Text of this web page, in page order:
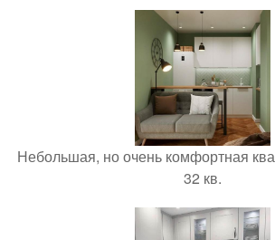
Небольшая, но очень комфортная
32 кв.